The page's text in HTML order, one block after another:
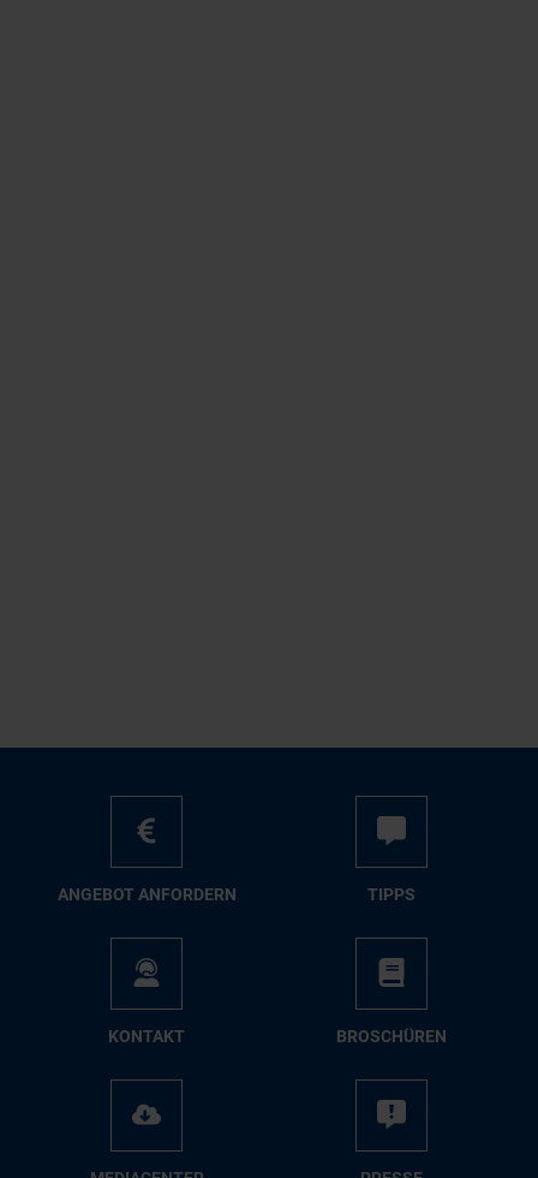
AN­GE­BOT AN­FOR­DERN TIPPS
KON­TAKT BRO­SCHÜ­REN